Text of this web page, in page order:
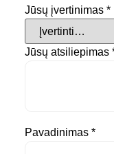
Jūsų įvertinimas *
Jūsų atsiliepimas
Pavadinimas *